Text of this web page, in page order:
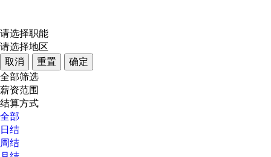
请选择职能
请选择地区
取消
重置
确定
全部筛选
薪资范围
结算方式
全部
日结
周结